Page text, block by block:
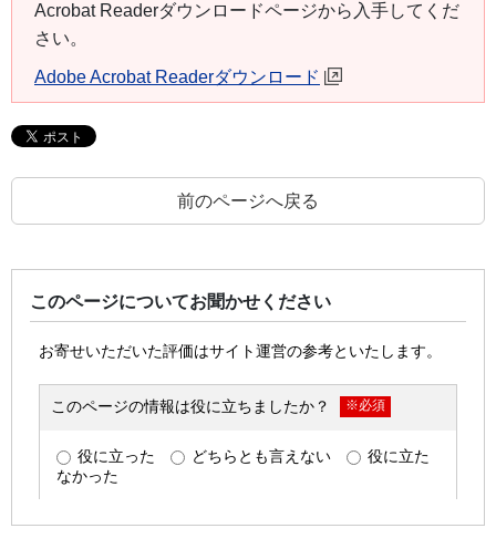
Acrobat Readerダウンロードページから入手してくだ
さい。
Adobe Acrobat Readerダウンロード
前のページへ戻る
このページについてお聞かせください